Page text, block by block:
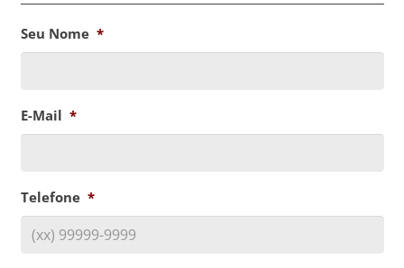
Seu Nome *
E-Mail *
Telefone *